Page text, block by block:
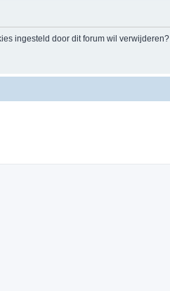
ingesteld door dit forum wil verwijderen?